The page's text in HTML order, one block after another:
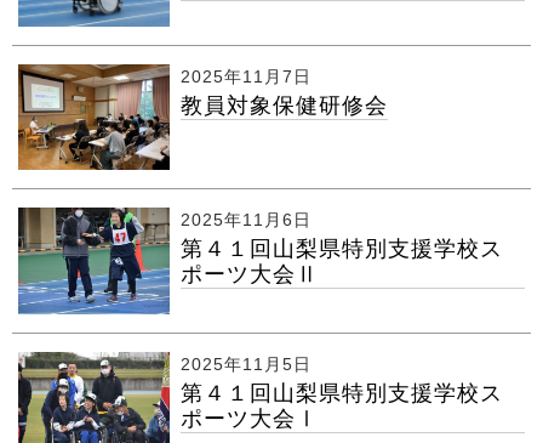
2025年11月7日
教員対象保健研修会
2025年11月6日
第４１回山梨県特別支援学校ス
ポーツ大会Ⅱ
2025年11月5日
第４１回山梨県特別支援学校ス
ポーツ大会Ⅰ